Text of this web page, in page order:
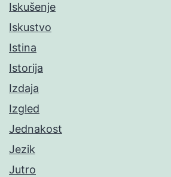
Iskušenje
Iskustvo
Istina
Istorija
Izdaja
Izgled
Jednakost
Jezik
Jutro